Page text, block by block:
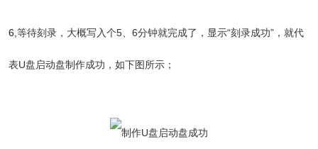
6,等待刻录，大概写入个5、6分钟就完成了，显示“刻录成功”，就代
表U盘启动盘制作成功，如下图所示；